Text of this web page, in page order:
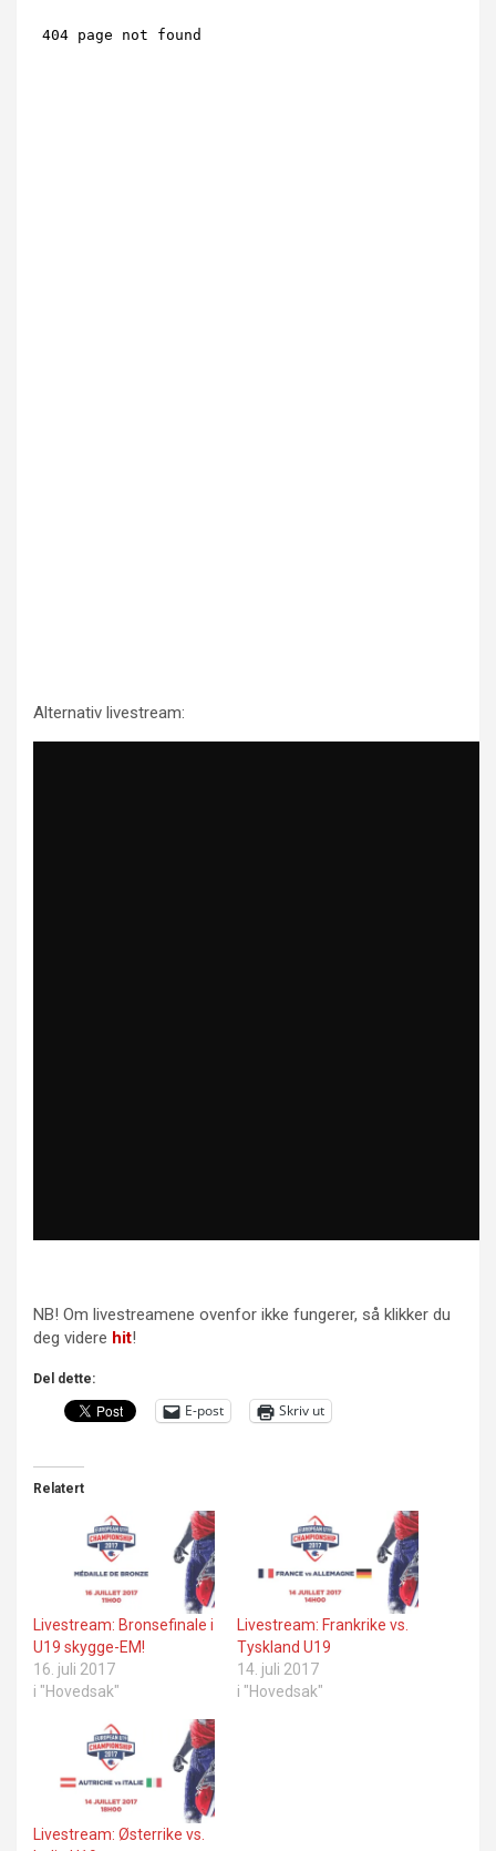
Alternativ livestream:
NB! Om livestreamene ovenfor ikke fungerer, så klikker du
deg videre hit!
Del dette:
E-post Skriv ut
Relatert
Livestream: Bronsefinale i
U19 skygge-EM!
16. juli 2017
i "Hovedsak"
Livestream: Frankrike vs.
Tyskland U19
14. juli 2017
i "Hovedsak"
Livestream: Østerrike vs.